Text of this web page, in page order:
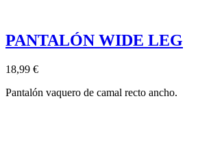
PANTALÓN WIDE LEG
18,99 €
Pantalón vaquero de camal recto ancho.